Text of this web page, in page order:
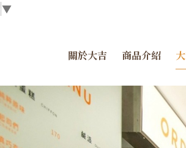
▼
關於大吉 商品介紹